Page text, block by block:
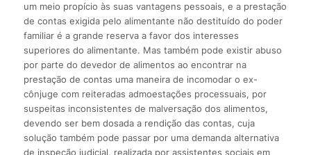
um meio propício às suas vantagens pessoais, e a prestação
de contas exigida pelo alimentante não destituído do poder
familiar é a grande reserva a favor dos interesses
superiores do alimentante. Mas também pode existir abuso
por parte do devedor de alimentos ao encontrar na
prestação de contas uma maneira de incomodar o ex-
cônjuge com reiteradas admoestações processuais, por
suspeitas inconsistentes de malversação dos alimentos,
devendo ser bem dosada a rendição das contas, cuja
solução também pode passar por uma demanda alternativa
de inspeção judicial, realizada por assistentes sociais em